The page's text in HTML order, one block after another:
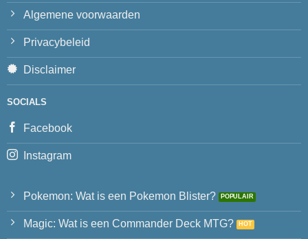
Algemene voorwaarden
Privacybeleid
Disclaimer
SOCIALS
Facebook
Instagram
Pokemon: Wat is een Pokemon Blister?
Magic: Wat is een Commander Deck MTG?